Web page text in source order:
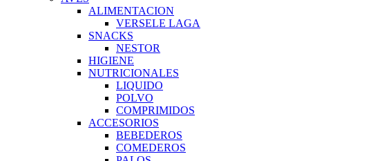
ALIMENTACION
VERSELE LAGA
SNACKS
NESTOR
HIGIENE
NUTRICIONALES
LIQUIDO
POLVO
COMPRIMIDOS
ACCESORIOS
BEBEDEROS
COMEDEROS